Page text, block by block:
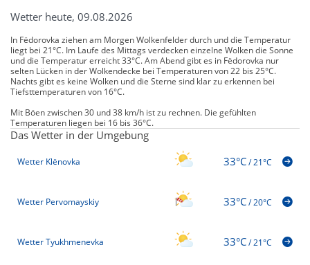
Wetter heute, 09.08.2026
In Fëdorovka ziehen am Morgen Wolkenfelder durch und die Temperatur
liegt bei 21°C. Im Laufe des Mittags verdecken einzelne Wolken die Sonne
und die Temperatur erreicht 33°C. Am Abend gibt es in Fëdorovka nur
selten Lücken in der Wolkendecke bei Temperaturen von 22 bis 25°C.
Nachts gibt es keine Wolken und die Sterne sind klar zu erkennen bei
Tiefsttemperaturen von 16°C.
Mit Böen zwischen 30 und 38 km/h ist zu rechnen. Die gefühlten
Temperaturen liegen bei 16 bis 36°C.
Das Wetter in der Umgebung
Wetter Klënovka 33°C/21°C
Wetter Pervomayskiy 33°C/20°C
Wetter Tyukhmenevka 33°C/21°C